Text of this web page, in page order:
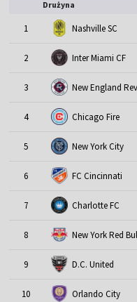
Drużyna
1 Nashville SC
2 Inter Miami CF
3 New England
4 Chicago Fire
5 New York City
6 FC Cincinnati
7 Charlotte FC
8 New York Red
9 D.C. United
10 Orlando City